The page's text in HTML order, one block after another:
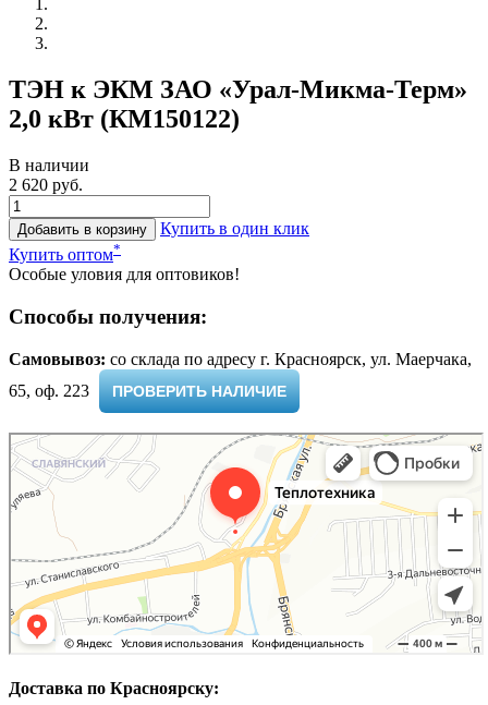
ТЭН к ЭКМ ЗАО «Урал-Микма-Терм»
2,0 кВт (КМ150122)
В наличии
2 620 руб.
Добавить в корзину
Купить в один клик
Купить оптом*
Особые уловия для оптовиков!
Способы получения:
Самовывоз: cо склада по адресу г. Красноярск, ул. Маерчака,
65, оф. 223 ​
ПРОВЕРИТЬ НАЛИЧИЕ
Доставка по Красноярску: